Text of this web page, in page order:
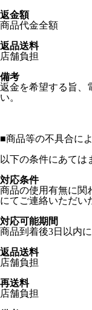
返金額
商品代金全額
返品送料
店舗負担
備考
返金を希望する旨、
い。
■商品等の不具合に
以下の条件にあては
対応条件
商品の使用有無に関
にてご連絡いただい
対応可能期間
商品到着後3日以内
返品送料
店舗負担
再送料
店舗負担